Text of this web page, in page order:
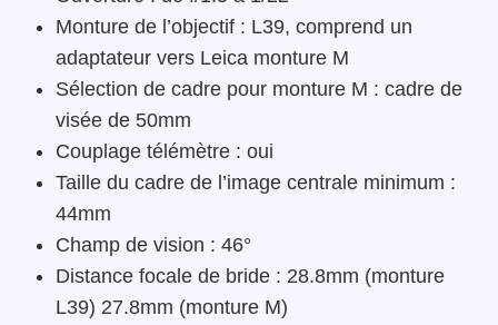
Monture de l’objectif : L39, comprend un
adaptateur vers Leica monture M
Sélection de cadre pour monture M : cadre de
visée de 50mm
Couplage télémètre : oui
Taille du cadre de l’image centrale minimum :
44mm
Champ de vision : 46°
Distance focale de bride : 28.8mm (monture
L39) 27.8mm (monture M)